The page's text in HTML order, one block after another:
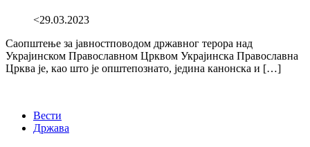
<29.03.2023
Саопштење за јавностповодом државног терора над
Украјинском Православном Црквом Украјинска Православна
Црква је, као што је општепознато, једина канонска и […]
Вести
Држава